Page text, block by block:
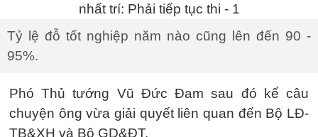
Tỷ lệ đỗ tốt nghiệp năm nào cũng lên đến 90 -
95%.
Phó Thủ tướng Vũ Đức Đam sau đó kể câu
chuyện ông vừa giải quyết liên quan đến Bộ LĐ-
TB&XH và Bộ GD&ĐT.